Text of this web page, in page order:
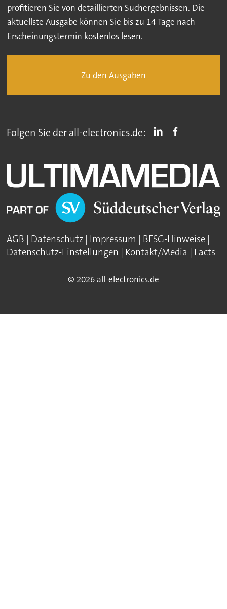
profitieren Sie von detaillierten Suchergebnissen. Die
aktuellste Ausgabe können Sie bis zu 14 Tage nach
Erscheinungstermin kostenlos lesen.
Zu den Ausgaben
Folgen Sie der all-electronics.de:
AGB | Datenschutz | Impressum | BFSG-Hinweise |
Datenschutz-Einstellungen | Kontakt/Media | Facts
© 2026 all-electronics.de